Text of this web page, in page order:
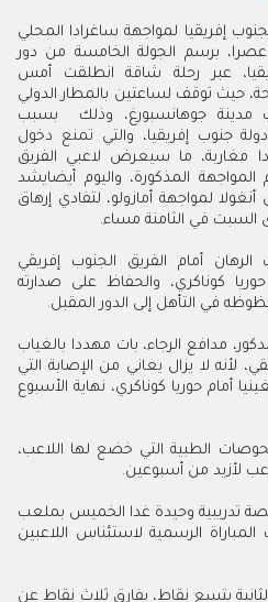
إفريقيا لمواجهة ساغرادا المحلي
برسم الجولة الخامسة من دور
عبر رحلة شاقة انطلقت أمس
بالدوحة، حيث توقف لساعتين بالمطار الدولي
مدينة جوهانسبورغ، وذلك بسبب
دولة جنوب إفريقيا، والتي تمنع دخول
مغاربة، ما سيعرض لاعبي الفريق
المذكورة، واليوم أيضايشد
أنغولا لمواجهة أمازولو، لتفادي إرهاق
السبت في الثامنة مساء.
أمام الفريق الجنوب إفريقي
كوناكري، والحفاظ على صدارته
في التأهل إلى الدور المقبل.
مدافع الرجاء، بات مهددا بالغياب
لأنه لا يزال يعاني من الإصابة التي
أمام حوريا كوناكري، نهاية الأسبوع
الطبية التي خضع لها اللاعب،
لأزيد من أسبوعين.
تدريبية وحيدة غدا الخميس بملعب
الرسمية لاستئناس اللاعبين
بتسع نقاط، بفارق ثلاث نقاط عن